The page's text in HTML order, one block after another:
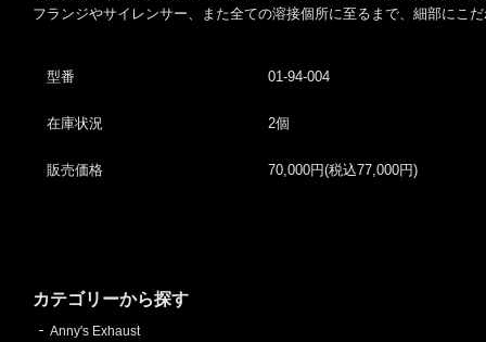
フランジやサイレンサー、また全ての溶接個所に至るまで、細部にこ
型番 01-94-004
在庫状況 2個
販売価格 70,000円(税込77,000円)
カテゴリーから探す
Anny's Exhaust